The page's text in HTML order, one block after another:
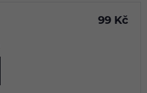
99 Kč